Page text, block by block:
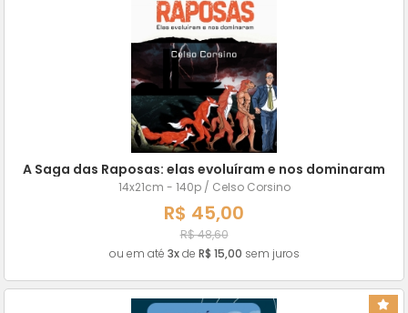
A Saga das Raposas: elas evoluíram e nos dominaram
14x21cm - 140p / Celso Corsino
R$ 45,00
R$ 48,60
ou em até 3xde R$ 15,00 sem juros